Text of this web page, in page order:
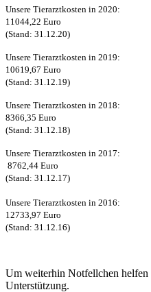
Unsere Tierarztkosten in 2020:
11044,22 Euro
(Stand: 31.12.20)
Unsere Tierarztkosten in 2019:
10619,67 Euro
(Stand: 31.12.19)
Unsere Tierarztkosten in 2018:
8366,35 Euro
(Stand: 31.12.18)
Unsere Tierarztkosten in 2017:
8762,44 Euro
(Stand: 31.12.17)
Unsere Tierarztkosten in 2016:
12733,97 Euro
(Stand: 31.12.16)
Um weiterhin Notfellchen
Unterstützung.